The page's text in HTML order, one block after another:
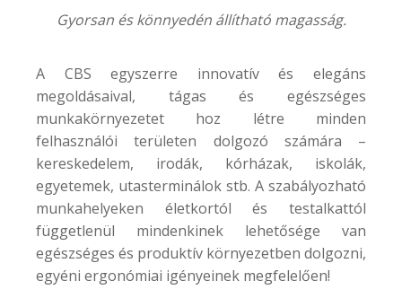
Gyorsan és könnyedén állítható magasság.
A CBS egyszerre innovatív és elegáns
megoldásaival, tágas és egészséges
munkakörnyezetet hoz létre minden
felhasználói területen dolgozó számára –
kereskedelem, irodák, kórházak, iskolák,
egyetemek, utasterminálok stb. A szabályozható
munkahelyeken életkortól és testalkattól
függetlenül mindenkinek lehetősége van
egészséges és produktív környezetben dolgozni,
egyéni ergonómiai igényeinek megfelelően!